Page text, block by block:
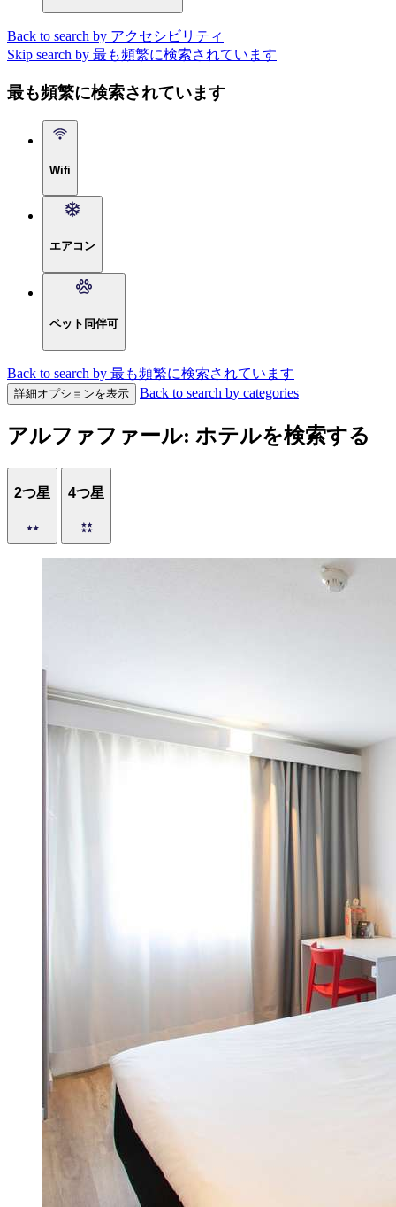
Back to search by アクセシビリティ
Skip search by 最も頻繁に検索されています
最も頻繁に検索されています
Wifi
エアコン
ペット同伴可
Back to search by 最も頻繁に検索されています
詳細オプションを表示 Back to search by categories
アルファファール: ホテルを検索する
2つ星 4つ星